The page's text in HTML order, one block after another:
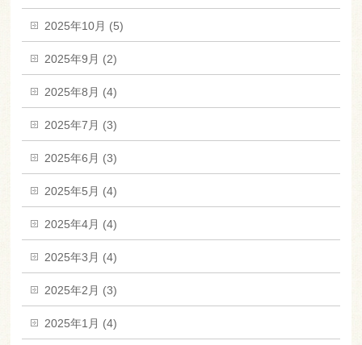
2025年10月 (5)
2025年9月 (2)
2025年8月 (4)
2025年7月 (3)
2025年6月 (3)
2025年5月 (4)
2025年4月 (4)
2025年3月 (4)
2025年2月 (3)
2025年1月 (4)